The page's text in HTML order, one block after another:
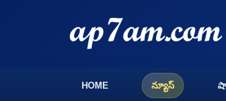
HOME న్యూస్